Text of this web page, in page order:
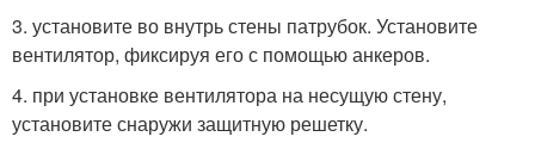
3. установите во внутрь стены патрубок. Установите
вентилятор, фиксируя его с помощью анкеров.
4. при установке вентилятора на несущую стену,
установите снаружи защитную решетку.